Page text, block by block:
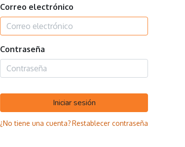
Correo electrónico
Contraseña
Iniciar sesión
¿No tiene una cuenta?Restablecer contraseña